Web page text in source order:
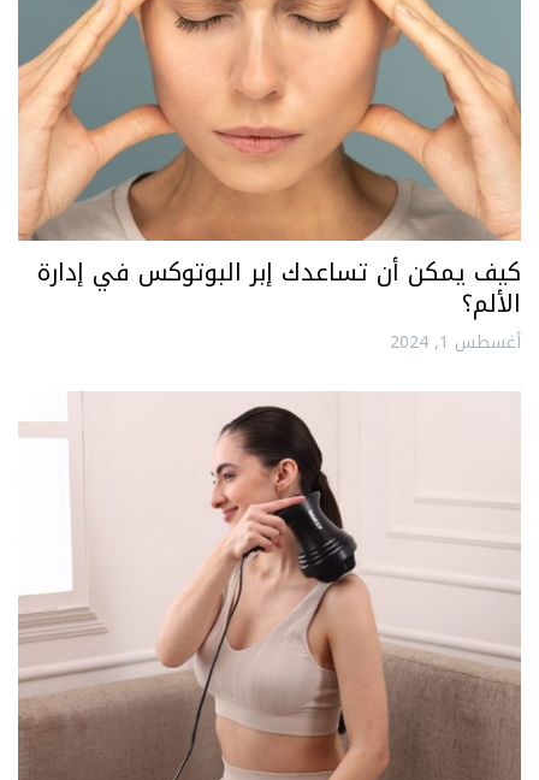
كيف يمكن أن تساعدك إبر البوتوكس في إدارة
الألم؟
أغسطس 1, 2024